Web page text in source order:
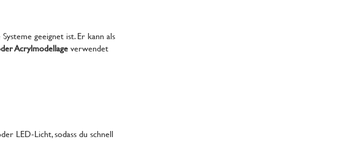
geeignet ist. Er kann als
Acrylmodellageverwendet
LED-Licht, sodass du schnell